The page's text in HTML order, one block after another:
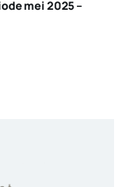
mei 2025 –